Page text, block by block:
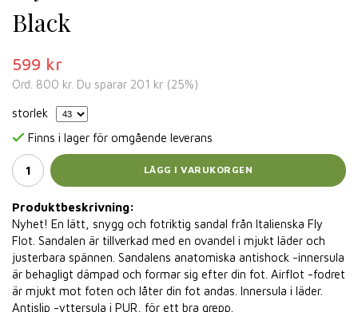
Black
599 kr
Ord. 800 kr. Du sparar 201 kr (25%)
storlek
Finns i lager för omgående leverans
LÄGG I VARUKORGEN
Produktbeskrivning:
Nyhet! En lätt, snygg och fotriktig sandal från Italienska Fly
Flot. Sandalen är tillverkad med en ovandel i mjukt läder och
justerbara spännen. Sandalens anatomiska antishock -innersula
är behagligt dämpad och formar sig efter din fot. Airflot -fodret
är mjukt mot foten och låter din fot andas. Innersula i läder.
Antislip -yttersula i PUR, för ett bra grepp.